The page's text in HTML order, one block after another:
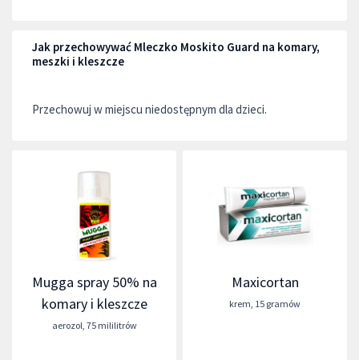
Jak przechowywać Mleczko Moskito Guard na komary,
meszki i kleszcze
Przechowuj w miejscu niedostępnym dla dzieci.
Mugga spray 50% na
komary i kleszcze
aerozol 75 mililitrów
Maxicortan
krem 15 gramów